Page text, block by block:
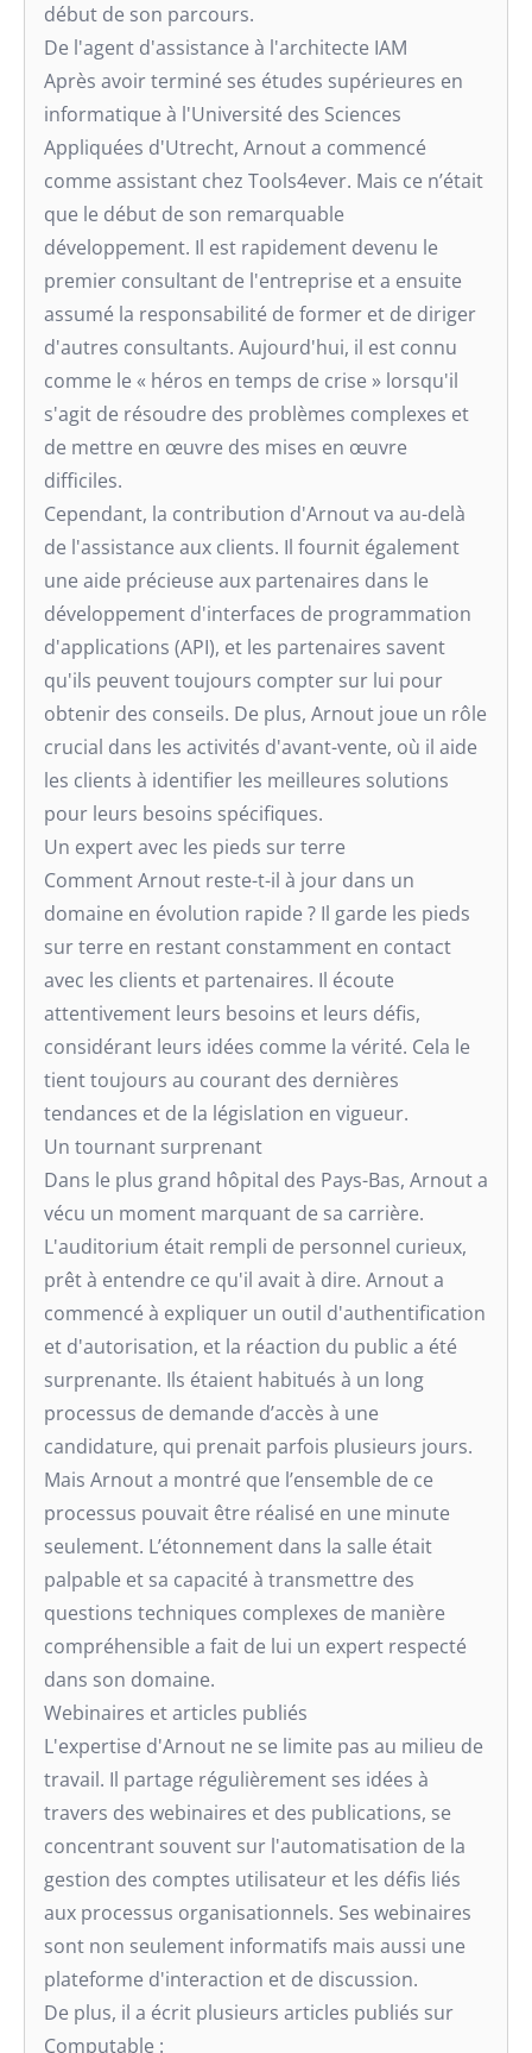
début de son parcours.
De l'agent d'assistance à l'architecte IAM
Après avoir terminé ses études supérieures en
informatique à l'Université des Sciences
Appliquées d'Utrecht, Arnout a commencé
comme assistant chez Tools4ever. Mais ce n’était
que le début de son remarquable
développement. Il est rapidement devenu le
premier consultant de l'entreprise et a ensuite
assumé la responsabilité de former et de diriger
d'autres consultants. Aujourd'hui, il est connu
comme le « héros en temps de crise » lorsqu'il
s'agit de résoudre des problèmes complexes et
de mettre en œuvre des mises en œuvre
difficiles.
Cependant, la contribution d'Arnout va au-delà
de l'assistance aux clients. Il fournit également
une aide précieuse aux partenaires dans le
développement d'interfaces de programmation
d'applications (API), et les partenaires savent
qu'ils peuvent toujours compter sur lui pour
obtenir des conseils. De plus, Arnout joue un rôle
crucial dans les activités d'avant-vente, où il aide
les clients à identifier les meilleures solutions
pour leurs besoins spécifiques.
Un expert avec les pieds sur terre
Comment Arnout reste-t-il à jour dans un
domaine en évolution rapide ? Il garde les pieds
sur terre en restant constamment en contact
avec les clients et partenaires. Il écoute
attentivement leurs besoins et leurs défis,
considérant leurs idées comme la vérité. Cela le
tient toujours au courant des dernières
tendances et de la législation en vigueur.
Un tournant surprenant
Dans le plus grand hôpital des Pays-Bas, Arnout a
vécu un moment marquant de sa carrière.
L'auditorium était rempli de personnel curieux,
prêt à entendre ce qu'il avait à dire. Arnout a
commencé à expliquer un outil d'authentification
et d'autorisation, et la réaction du public a été
surprenante. Ils étaient habitués à un long
processus de demande d’accès à une
candidature, qui prenait parfois plusieurs jours.
Mais Arnout a montré que l’ensemble de ce
processus pouvait être réalisé en une minute
seulement. L’étonnement dans la salle était
palpable et sa capacité à transmettre des
questions techniques complexes de manière
compréhensible a fait de lui un expert respecté
dans son domaine.
Webinaires et articles publiés
L'expertise d'Arnout ne se limite pas au milieu de
travail. Il partage régulièrement ses idées à
travers des webinaires et des publications, se
concentrant souvent sur l'automatisation de la
gestion des comptes utilisateur et les défis liés
aux processus organisationnels. Ses webinaires
sont non seulement informatifs mais aussi une
plateforme d'interaction et de discussion.
De plus, il a écrit plusieurs articles publiés sur
Computable :